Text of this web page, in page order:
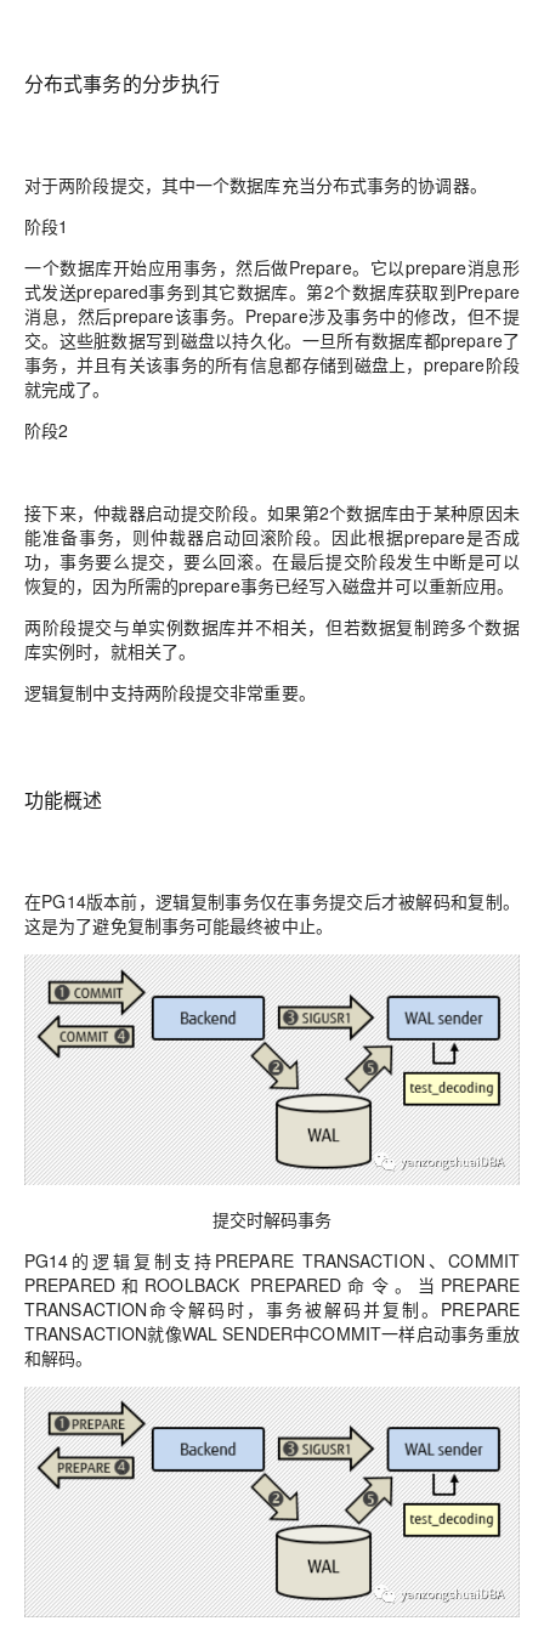
分布式事务的分步执行
对于两阶段提交，其中一个数据库充当分布式事务的协调器。
阶段1
一个数据库开始应用事务，然后做Prepare。它以prepare消息形
式发送prepared事务到其它数据库。第2个数据库获取到Prepare
消息，然后prepare该事务。Prepare涉及事务中的修改，但不提
交。这些脏数据写到磁盘以持久化。一旦所有数据库都prepare了
事务，并且有关该事务的所有信息都存储到磁盘上，prepare阶段
就完成了。
阶段2
接下来，仲裁器启动提交阶段。如果第2个数据库由于某种原因未
能准备事务，则仲裁器启动回滚阶段。因此根据prepare是否成
功，事务要么提交，要么回滚。在最后提交阶段发生中断是可以
恢复的，因为所需的prepare事务已经写入磁盘并可以重新应用。
两阶段提交与单实例数据库并不相关，但若数据复制跨多个数据
库实例时，就相关了。
逻辑复制中支持两阶段提交非常重要。
功能概述
在PG14版本前，逻辑复制事务仅在事务提交后才被解码和复制。
这是为了避免复制事务可能最终被中止。
提交时解码事务
PG14的逻辑复制支持PREPARE TRANSACTION、COMMIT
PREPARED和ROOLBACK PREPARED命令。当PREPARE
TRANSACTION命令解码时，事务被解码并复制。PREPARE
TRANSACTION就像WAL SENDER中COMMIT一样启动事务重放
和解码。